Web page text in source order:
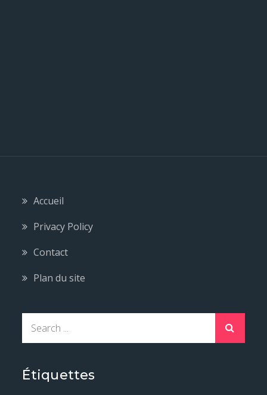
Accueil
Privacy Policy
Contact
Plan du site
r
Étiquettes